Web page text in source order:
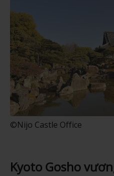
©Nijo Castle Office
Kyoto Gosho